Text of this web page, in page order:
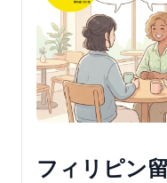
フィリピン